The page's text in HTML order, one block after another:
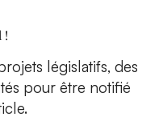
!
législatifs, des
pour être notifié